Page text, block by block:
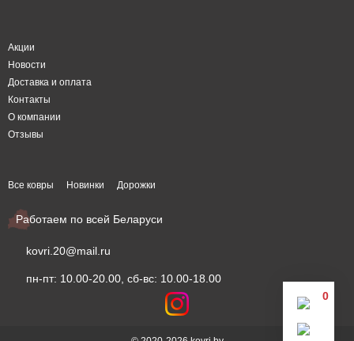
0
Акции
Новости
Доставка и оплата
Контакты
О компании
Отзывы
Все ковры Новинки Дорожки
Работаем по всей Беларуси
kovri.20@mail.ru
пн-пт: 10.00-20.00, сб-вс: 10.00-18.00